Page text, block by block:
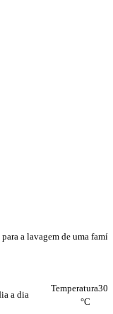
a lavagem de uma
a dia
Temperatura30-
°C